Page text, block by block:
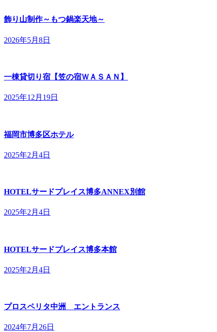
飾り山制作～もつ鍋楽天地～
2026年5月8日
一棟貸切り宿【笠の宿ＷＡＳＡＮ】
2025年12月19日
福岡市博多区ホテル
2025年2月4日
HOTELサードプレイス博多ANNEX別館
2025年2月4日
HOTELサードプレイス博多本館
2025年2月4日
プロスペリタ中洲 エントランス
2024年7月26日